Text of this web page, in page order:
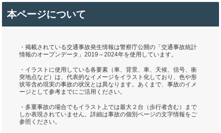
本ページについて
・掲載されている交通事故発生情報は警察庁公開の「交通事故統計
情報のオープンデータ」2019～2024年を使用しています。
・イラストに使用している各要素（車、背景、車、天候、信号、衝
突地点など）は、代表的なイメージをイラスト化しており、色や形
状等含め現実の事故の状況とは異なります。あくまで、事故のイメ
ージとして参考までにご活用ください。
・多重事故の場合でもイラスト上では最大２台（歩行者含む）まで
しか表現されていません。詳細は事故の個別ページの文字情報をご
参照ください。